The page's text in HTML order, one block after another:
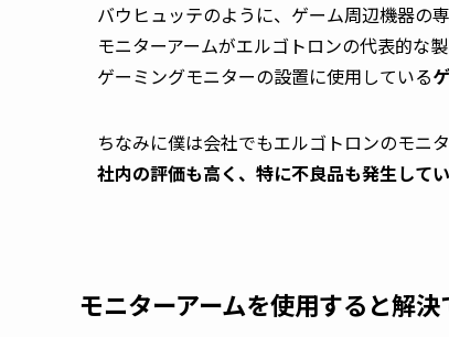
バウヒュッテのように、ゲーム周辺機器の
モニターアームがエルゴトロンの代表的な製
ゲーミングモニターの設置に使用している
ちなみに僕は会社でもエルゴトロンのモニ
社内の評価も高く、特に不良品も発生して
モニターアームを使用すると解決